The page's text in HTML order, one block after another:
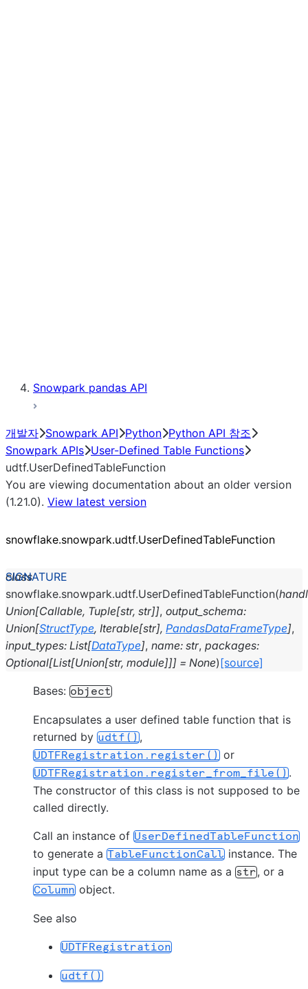
Snowpark pandas API
개발자 Snowpark API Python Python API 참조
Snowpark APIs User-Defined Table Functions
udtf.UserDefinedTableFunction
You are viewing documentation about an older version
(1.21.0). View latest version
snowflake.snowpark.udtf.UserDefinedTableFunction
class
snowflake.snowpark.udtf.UserDefinedTableFunction(
Union[Callable, Tuple[str, str]], output_schema:
Union[StructType, Iterable[str], PandasDataFrameType],
input_types: List[DataType], name: str, packages:
Optional[List[Union[str, module]]] = None) [source]
Bases: object
Encapsulates a user defined table function that is
returned by udtf(),
UDTFRegistration.register() or
UDTFRegistration.register_from_file().
The constructor of this class is not supposed to be
called directly.
Call an instance of UserDefinedTableFunction
to generate a TableFunctionCall instance. The
input type can be a column name as a str, or a
Column object.
See also
UDTFRegistration
udtf()